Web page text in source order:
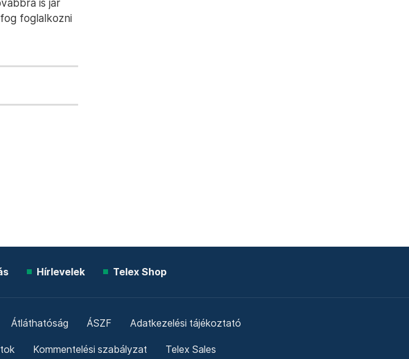
is jár
foglalkozni
Hírlevelek Telex Shop
Átláthatóság ÁSZF Adatkezelési tájékoztató
Kommentelési szabályzat Telex Sales